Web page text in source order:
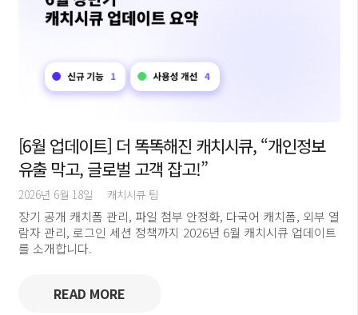
[6월 업데이트] 더 똑똑해진 캐치시큐, “개인정보
유출 막고, 글로벌 고객 잡고!”
2026년 6월 18일 캐치시큐 팀
장기 공개 캐치폼 관리, 파일 첨부 안정화, 다국어 캐치폼, 외부 열
람자 관리, 로그인 세션 정책까지 2026년 6월 캐치시큐 업데이트
를 소개합니다.
READ MORE